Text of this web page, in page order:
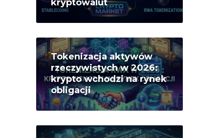
kryptowalut
Tokenizacja aktywów
rzeczywistych w 2026:
krypto wchodzi na rynek
obligacji